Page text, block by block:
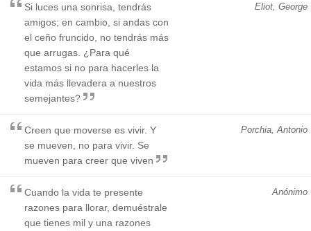
Eliot, George
Si luces una sonrisa, tendrás
amigos; en cambio, si andas con
el ceño fruncido, no tendrás más
que arrugas. ¿Para qué
estamos si no para hacerles la
vida más llevadera a nuestros
semejantes?
Porchia, Antonio
Creen que moverse es vivir. Y
se mueven, no para vivir. Se
mueven para creer que viven
Anónimo
Cuando la vida te presente
razones para llorar, demuéstrale
que tienes mil y una razones